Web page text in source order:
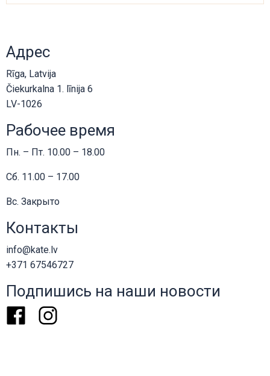
Адрес
Rīga, Latvija
Čiekurkalna 1. līnija 6
LV-1026
Рабочее время
Пн. – Пт. 10.00 – 18.00
Сб. 11.00 – 17.00
Вс. Закрыто
Контакты
info@kate.lv
+371 67546727
Подпишись на наши новости
FacebookInstagram